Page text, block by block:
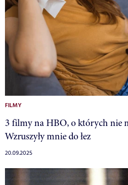
FILMY
3 filmy na HBO, o których nie
Wzruszyły mnie do łez
20.09.2025